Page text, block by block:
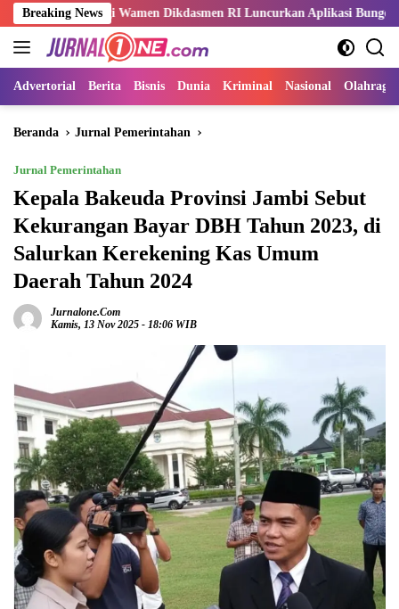
Langsung
ke
konten
Breaking News
Wamen Dikdasmen RI Luncurkan Aplikasi Bungo Pintar
Advertorial Berita Bisnis Dunia Kriminal Nasional Olahraga
Beranda Jurnal Pemerintahan
Jurnal Pemerintahan
Kepala Bakeuda Provinsi Jambi Sebut
Kekurangan Bayar DBH Tahun 2023, di
Salurkan Kerekening Kas Umum
Daerah Tahun 2024
Jurnalone.com
Kamis, 13 Nov 2025 - 18:06 WIB